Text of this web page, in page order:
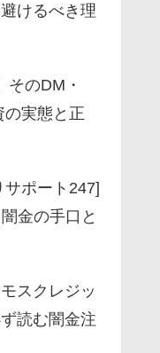
けるべき理
そのDM・
の実態と正
サポート247]
金の手口と
スクレジッ
読む闇金注